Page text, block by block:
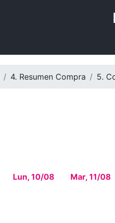
4. Resumen Compra 5.
Lun, 10/08 Mar, 11/08